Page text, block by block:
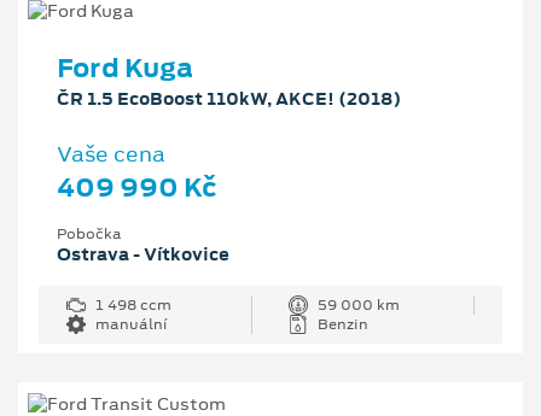
Ford Kuga
ČR 1.5 EcoBoost 110kW, AKCE! (2018)
Vaše cena
409 990 Kč
Pobočka
Ostrava - Vítkovice
1 498 ccm
59 000 km
manuální
Benzin